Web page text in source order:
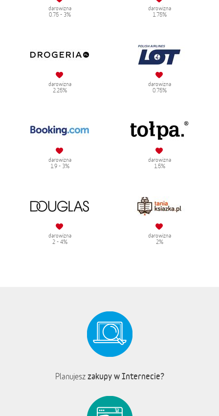
darowizna
0.75 - 3%
darowizna
1.75%
darowizna
2.25%
darowizna
0.75%
darowizna
1.9 - 3%
darowizna
1.5%
darowizna
2 - 4%
darowizna
2%
Planujesz zakupy w Internecie?